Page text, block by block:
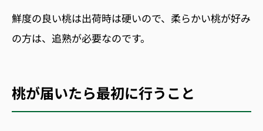
鮮度の良い桃は出荷時は硬いので、柔らかい桃が好み
の方は、追熟が必要なのです。
桃が届いたら最初に行うこと